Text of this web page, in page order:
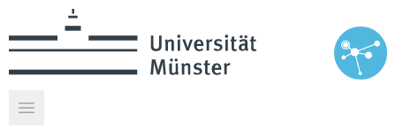
Hauptmenü öffnen